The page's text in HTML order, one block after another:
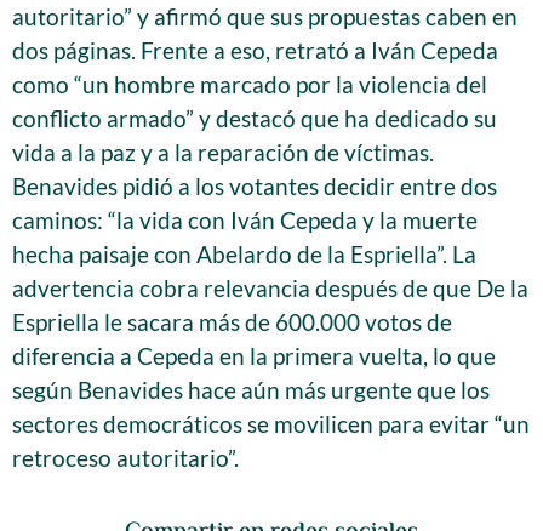
autoritario” y afirmó que sus propuestas caben en
dos páginas. Frente a eso, retrató a Iván Cepeda
como “un hombre marcado por la violencia del
conflicto armado” y destacó que ha dedicado su
vida a la paz y a la reparación de víctimas.
Benavides pidió a los votantes decidir entre dos
caminos: “la vida con Iván Cepeda y la muerte
hecha paisaje con Abelardo de la Espriella”. La
advertencia cobra relevancia después de que De la
Espriella le sacara más de 600.000 votos de
diferencia a Cepeda en la primera vuelta, lo que
según Benavides hace aún más urgente que los
sectores democráticos se movilicen para evitar “un
retroceso autoritario”.